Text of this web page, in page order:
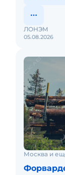
05.08.2026
ЛОНЭМ
Москва и